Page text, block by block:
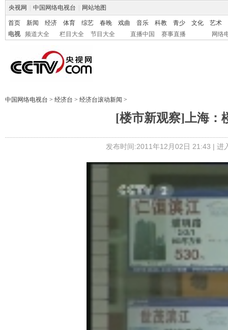
央视网 中国网络电视台 网站地图
首页 新闻 经济 体育 综艺 春晚 戏曲 音乐 科教 青少 文化
艺术
电视
频道大全 栏目大全 节目大全 直播中国 赛事直播 网络
中国网络电视台 > 经济台 > 经济台滚动新闻 >
[楼市新观察]上海：
发布时间:2011年12月02日 21:43 | 进